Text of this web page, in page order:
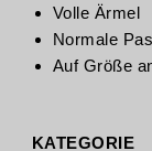
Volle Ärmel
Normale
Auf Größe
KATEGORIE